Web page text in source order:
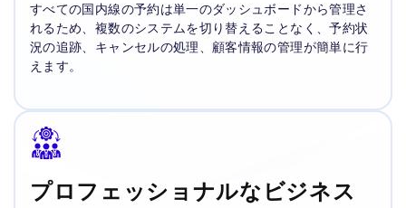
すべての国内線の予約は単一のダッシュボードから管理さ
れるため、複数のシステムを切り替えることなく、予約状
況の追跡、キャンセルの処理、顧客情報の管理が簡単に行
えます。
プロフェッショナルなビジネス